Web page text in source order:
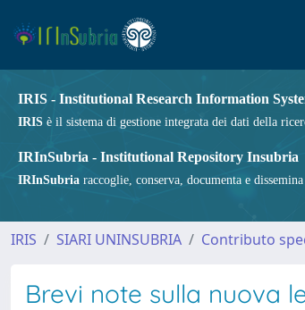
IRIS - Institutional Research Information
IRIS è il sistema di gestione integrata dei dati della
IRInSubria - Institutional Repository Insubria
IRInSubria raccoglie, conserva, documenta e
IRIS SIARI UNINSUBRIA Contributo
Brevi note sulla nuova